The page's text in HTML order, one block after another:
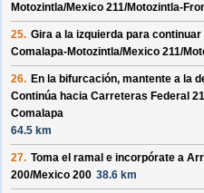
Motozintla/Mexico 211/Motozintla-
25. Gira a la izquierda para continuar
Comalapa-Motozintla/Mexico 211/
26. En la bifurcación, mantente a la
Continúa hacia Carreteras Federal
Comalapa
64.5 km
27. Toma el ramal e incorpórate a
200/Mexico 200 38.6 km